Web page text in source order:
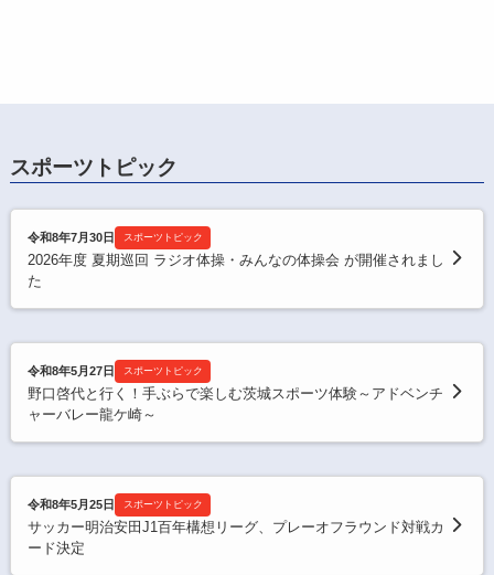
スポーツトピック
令和8年7月30日 スポーツトピック
2026年度 夏期巡回 ラジオ体操・みんなの体操会 が開催されまし
た
令和8年5月27日 スポーツトピック
野口啓代と行く！手ぶらで楽しむ茨城スポーツ体験～アドベンチ
ャーバレー龍ケ崎～
令和8年5月25日 スポーツトピック
サッカー明治安田J1百年構想リーグ、プレーオフラウンド対戦カ
ード決定